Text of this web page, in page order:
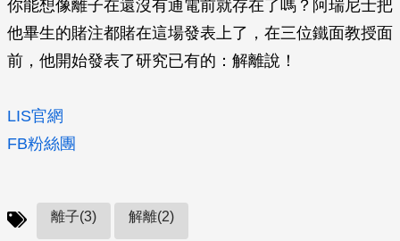
你能想像離子在還沒有通電前就存在了嗎？阿瑞尼士把
他畢生的賭注都賭在這場發表上了，在三位鐵面教授面
前，他開始發表了研究已有的：解離說！
LIS官網
FB粉絲團
離子(3) 解離(2)